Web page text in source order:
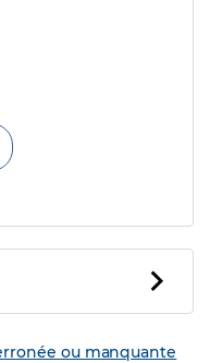
ou manquante